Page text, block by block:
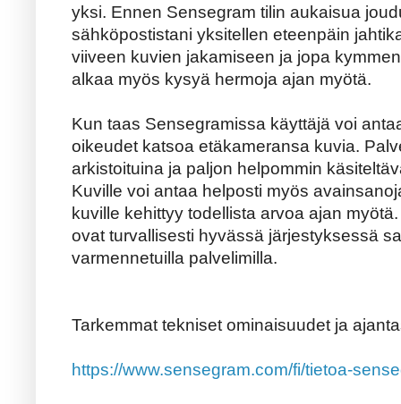
yksi. Ennen Sensegram tilin aukaisua
sähköpostistani yksitellen eteenpäin
viiveen kuvien jakamiseen ja jopa
alkaa myös kysyä hermoja ajan myötä.
Kun taas Sensegramissa käyttäjä voi
oikeudet katsoa etäkameransa kuvia.
arkistoituina ja paljon helpommin
Kuville voi antaa helposti myös
kuville kehittyy todellista arvoa ajan
ovat turvallisesti hyvässä järjestyksessä
varmennetuilla palvelimilla.
Tarkemmat tekniset ominaisuudet ja
https://www.sensegram.com/fi/tietoa-